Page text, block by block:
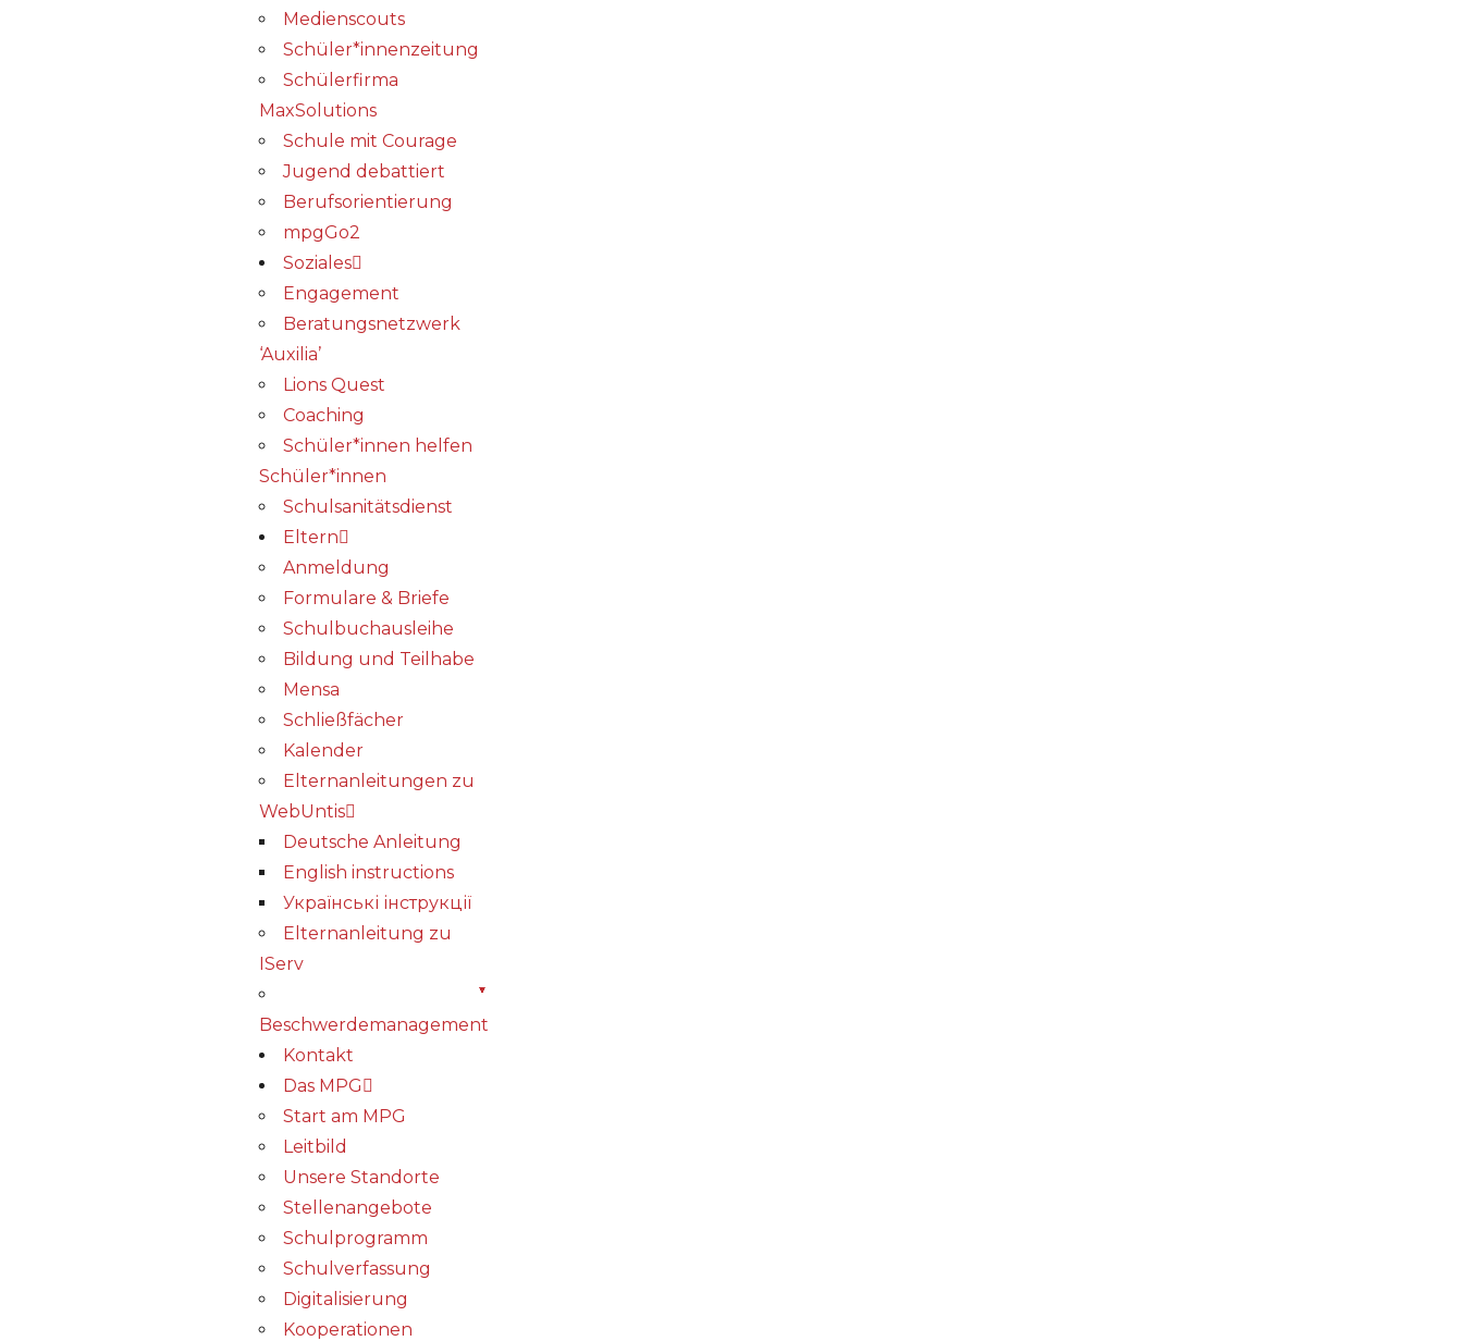
Medienscouts
Schüler*innenzeitung
Schülerfirma
MaxSolutions
Schule mit Courage
Jugend debattiert
Berufsorientierung
mpgGo2
Soziales
Engagement
Beratungsnetzwerk
‘Auxilia’
Lions Quest
Coaching
Schüler*innen helfen
Schüler*innen
Schulsanitätsdienst
Eltern
Anmeldung
Formulare & Briefe
Schulbuchausleihe
Bildung und Teilhabe
Mensa
Schließfächer
Kalender
Elternanleitungen zu
WebUntis
Deutsche Anleitung
English instructions
Українські інструкції
Elternanleitung zu
IServ
Beschwerdemanagement
Kontakt
Das MPG
Start am MPG
Leitbild
Unsere Standorte
Stellenangebote
Schulprogramm
Schulverfassung
Digitalisierung
Kooperationen